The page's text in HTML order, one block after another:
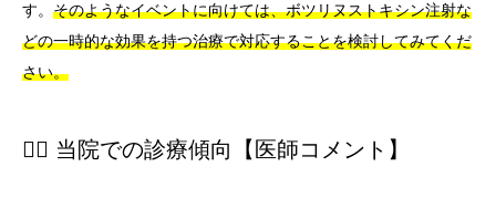
す。 そのようなイベントに向けては、ボツリヌストキシン注射な
どの一時的な効果を持つ治療で対応することを検討してみてくだ
さい。
👨‍⚕️ 当院での診療傾向【医師コメント】